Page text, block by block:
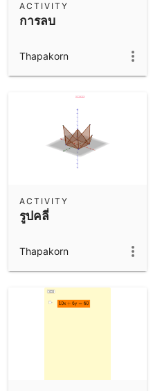
Community Resources
App Downloads
การลบ
ACTIVITY
Thapakorn
รูปคลี่
ACTIVITY
Thapakorn